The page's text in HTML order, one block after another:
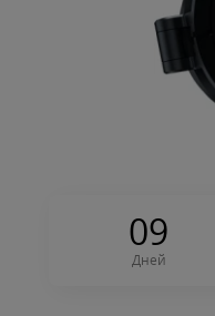
09
Дней